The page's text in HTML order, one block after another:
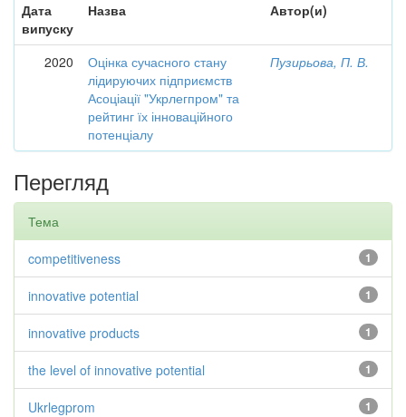
Дата
випуску
Назва Автор(и)
2020
Оцінка сучасного стану
лідируючих підприємств
Асоціації "Укрлегпром" та
рейтинг їх інноваційного
потенціалу
Пузирьова, П. В.
Перегляд
Тема
1
competitiveness
1
innovative potential
1
innovative products
1
the level of innovative potential
1
Ukrlegprom